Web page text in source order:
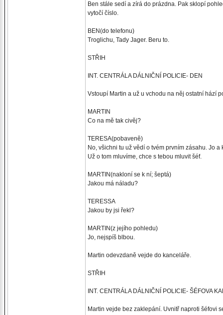
Ben stále sedí a zírá do prázdna. Pak sklopí
vytočí číslo.
BEN(do telefonu)
Troglichu, Tady Jager. Beru to.
STŘIH
INT. CENTRÁLA DÁLNIČNÍ POLICIE- DEN
Vstoupí Martin a už u vchodu na něj ostatní hází
MARTIN
Co na mě tak civěj?
TERESA(pobaveně)
No, všichni tu už vědí o tvém prvním zásahu. Jo a
Už o tom mluvíme, chce s tebou mluvit šéf.
MARTIN(nakloní se k ní; šeptá)
Jakou má náladu?
TERESSA
Jakou by jsi řekl?
MARTIN(z jejího pohledu)
Jo, nejspíš blbou.
Martin odevzdaně vejde do kanceláře.
STŘIH
INT. CENTRÁLA DÁLNIČNÍ POLICIE- ŠÉFOVA
Martin vejde bez zaklepání. Uvnitř naproti šéfovi